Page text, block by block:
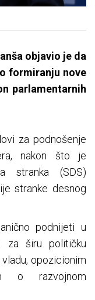
objavio je da
formiranju nove
parlamentarnih
za podnošenje
nakon što je
stranka (SDS)
stranke desnog
podnijeti u
za širu političku
opozicionim
o razvojnom